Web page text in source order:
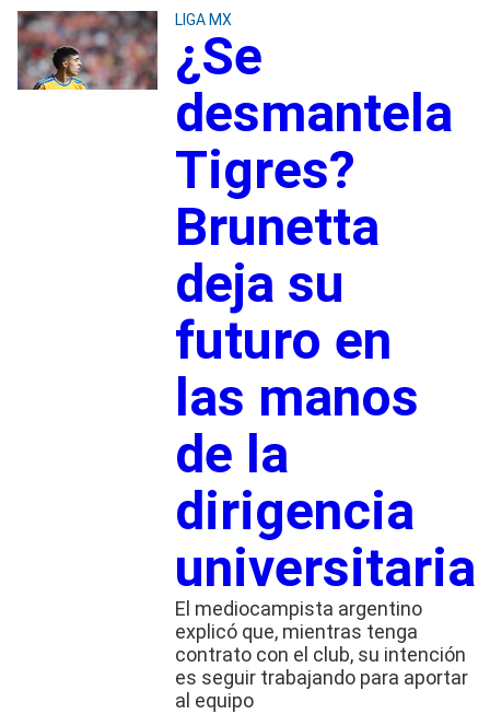
LIGA MX
¿Se
desmantela
Tigres?
Brunetta
deja su
futuro en
las manos
de la
dirigencia
universitaria
El mediocampista argentino
explicó que, mientras tenga
contrato con el club, su intención
es seguir trabajando para aportar
al equipo